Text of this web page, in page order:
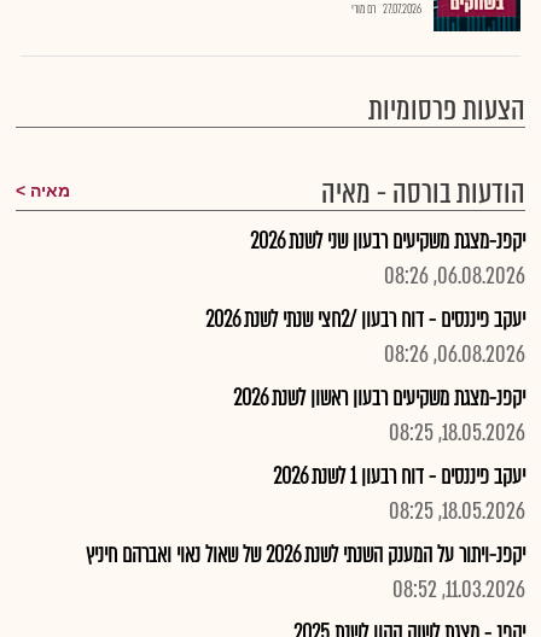
27.07.2026 רם מורי
הצעות פרסומיות
הודעות בורסה - מאיה
מאיה
יקפנ-מצגת משקיעים רבעון שני לשנת 2026
06.08.2026, 08:26
יעקב פיננסים - דוח רבעון /2חצי שנתי לשנת 2026
06.08.2026, 08:26
יקפנ-מצגת משקיעים רבעון ראשון לשנת 2026
18.05.2026, 08:25
יעקב פיננסים - דוח רבעון 1 לשנת 2026
18.05.2026, 08:25
יקפנ-ויתור על המענק השנתי לשנת 2026 של שאול נאוי ואברהם חיניץ
11.03.2026, 08:52